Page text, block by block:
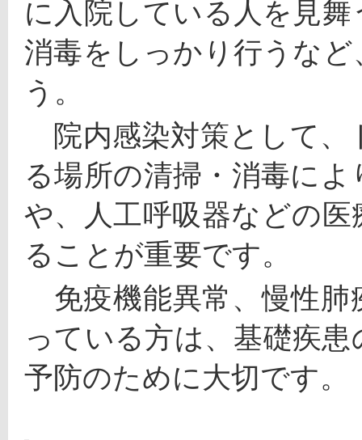
に入院している人を見
消毒をしっかり行うな
う。
院内感染対策として、
る場所の清掃・消毒に
や、人工呼吸器などの
ることが重要です。
免疫機能異常、慢性肺
っている方は、基礎疾
予防のために大切です。